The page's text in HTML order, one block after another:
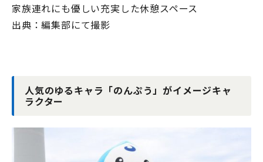
家族連れにも優しい充実した休憩スペース
出典：編集部にて撮影
人気のゆるキャラ「のんぷう」がイメージキャ
ラクター